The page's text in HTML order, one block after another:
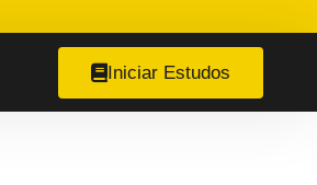
Iniciar Estudos